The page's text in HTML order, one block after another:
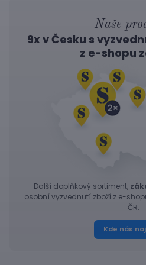
Naše
9x v Česku s
z e-shopu
Další doplňkový sortiment,
osobní vyzvednutí zboží z e-
ČR.
Kde nás